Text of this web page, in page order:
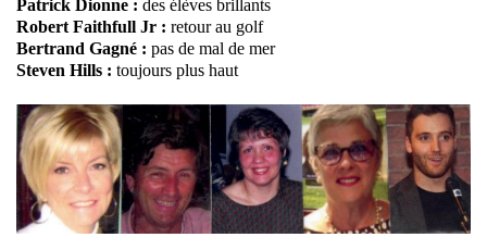
Patrick Dionne : des élèves brillants
Robert Faithfull Jr : retour au golf
Bertrand Gagné : pas de mal de mer
Steven Hills : toujours plus haut